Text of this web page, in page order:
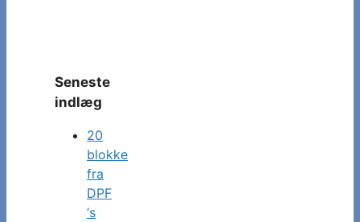
Seneste
indlæg
20
blokke
fra
DPF
‘s